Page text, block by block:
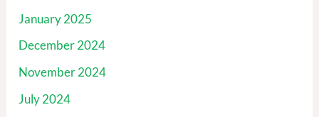
January 2025
December 2024
November 2024
July 2024